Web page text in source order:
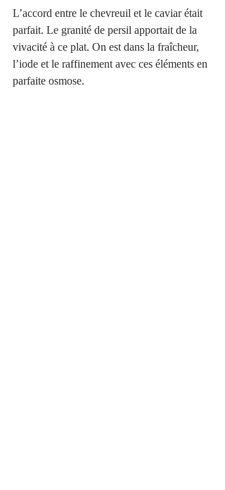
L’accord entre le chevreuil et le caviar était
parfait. Le granité de persil apportait de la
vivacité à ce plat. On est dans la fraîcheur,
l’iode et le raffinement avec ces éléments en
parfaite osmose.